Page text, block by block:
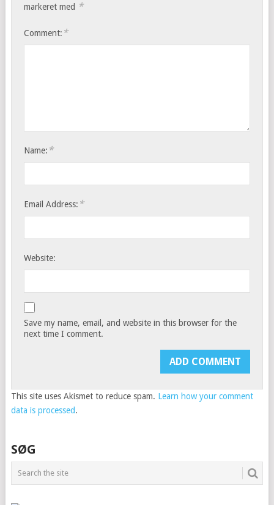
markeret med *
Comment: *
Name: *
Email Address: *
Website:
Save my name, email, and website in this browser for the
next time I comment.
This site uses Akismet to reduce spam. Learn how your comment
data is processed.
SØG